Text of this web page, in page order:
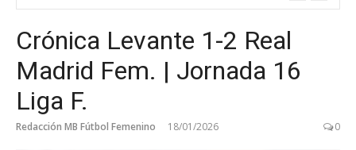
Crónica Levante 1-2 Real
Madrid Fem. | Jornada 16
Liga F.
Redacción MB Fútbol Femenino 18/01/2026 0